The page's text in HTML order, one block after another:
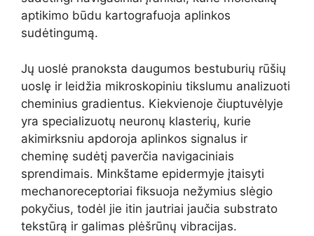
aptikimo būdu kartografuoja aplinkos
sudėtingumą.
Jų uoslė pranoksta daugumos bestuburių rūšių
uoslę ir leidžia mikroskopiniu tikslumu analizuoti
cheminius gradientus. Kiekvienoje čiuptuvėlyje
yra specializuotų neuronų klasterių, kurie
akimirksniu apdoroja aplinkos signalus ir
cheminę sudėtį paverčia navigaciniais
sprendimais. Minkštame epidermyje įtaisyti
mechanoreceptoriai fiksuoja nežymius slėgio
pokyčius, todėl jie itin jautriai jaučia substrato
tekstūrą ir galimas plėšrūnų vibracijas.